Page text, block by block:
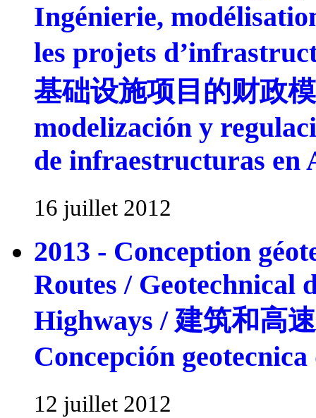
Ingénierie,
les projets
基础设施项目的财政
modelización y
de infraestructuras en
16 juillet 2012
2013 - Conception
Routes / Geotechnical
Highways / 建筑和高
Concepción
12 juillet 2012